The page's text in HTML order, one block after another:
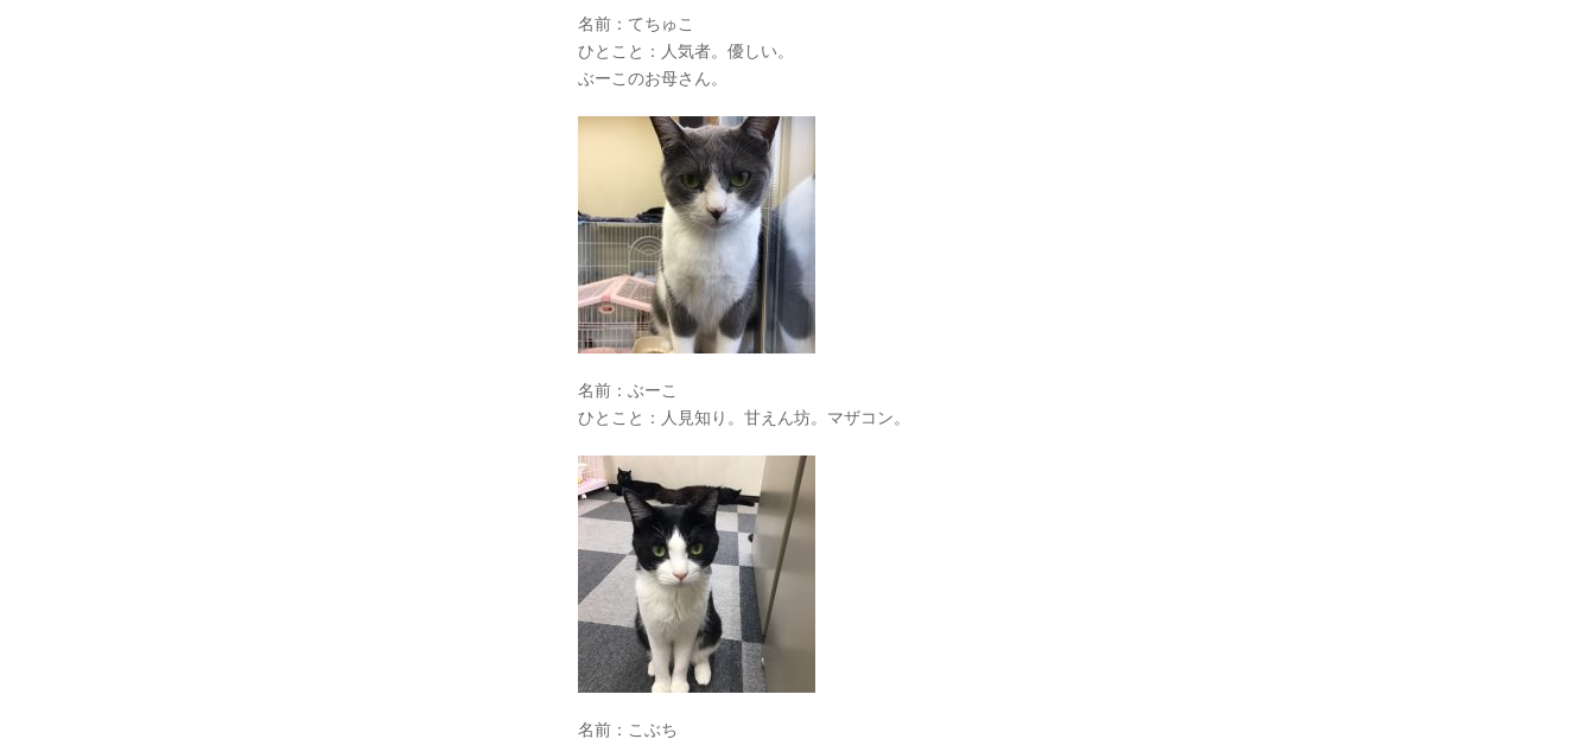
名前：てちゅこ
ひとこと：人気者。優しい。
ぶーこのお母さん。
名前：ぶーこ
ひとこと：人見知り。甘えん坊。マザコン。
名前：こぶち